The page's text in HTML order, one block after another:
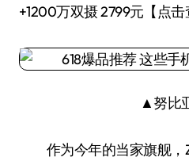
+1200万双摄 2799元【点击
▲努比
作为今年的当家旗舰，